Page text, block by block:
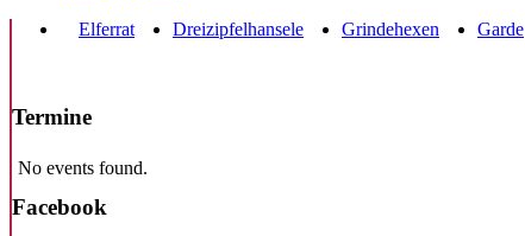
Elferrat
Dreizipfelhansele Grindehexen Garde
Termine
No events found.
Facebook